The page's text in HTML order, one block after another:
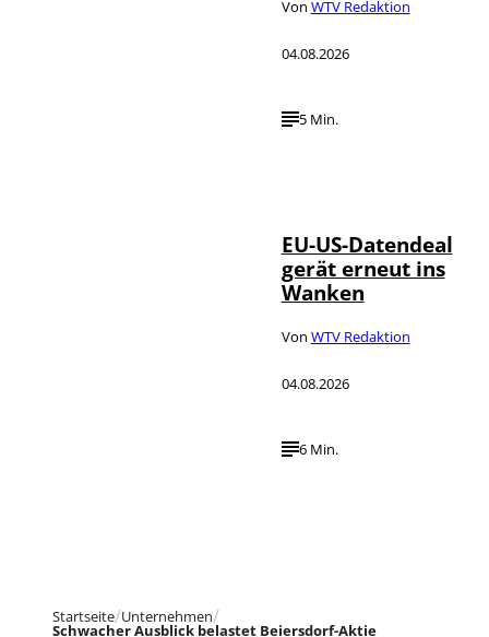
Von WTV Redaktion
04.08.2026
5 Min.
EU-US-Datendeal
gerät erneut ins
Wanken
Von WTV Redaktion
04.08.2026
6 Min.
Startseite Unternehmen
Schwacher Ausblick belastet Beiersdorf-Aktie